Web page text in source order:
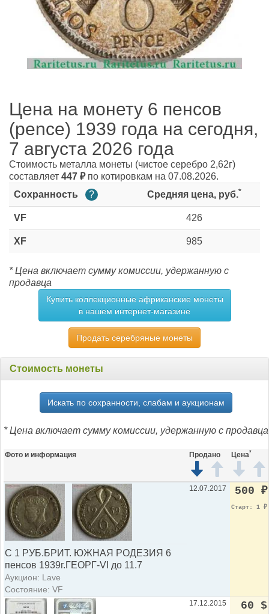
Цена на монету 6 пенсов
(pence) 1939 года на сегодня,
7 августа 2026 года
Стоимость металла монеты (чистое серебро 2,62г)
составляет 447 ₽по котировкам на 07.08.2026.
Сохранность
? Средняя цена, руб.*
VF 426
XF 985
* Цена включает сумму комиссии, удержанную с
продавца
Купить коллекционные африканские монеты
в нашем интернет-магазине
Продать серебряные монеты
Стоимость монеты
Искать по сохранности, слабам и аукционам
* Цена включает сумму комиссии, удержанную с продавца
Фото и информация Продано Цена*
С 1 РУБ.БРИТ. ЮЖНАЯ РОДЕЗИЯ 6
пенсов 1939г.ГЕОРГ-VI до 11.7
Аукцион: Lave
Состояние: VF
12.07.2017 500 ₽
Старт: 1 ₽
17.12.2015 60 $